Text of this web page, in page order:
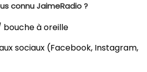
connu JaimeRadio ?
bouche à oreille
sociaux (Facebook, Instagram,